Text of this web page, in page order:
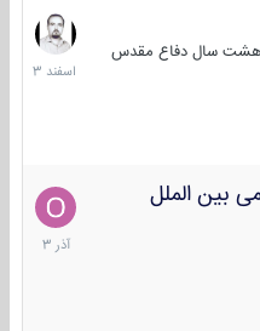
سال دفاع مقدس
20
اسفند
1403
بین الملل
21
آذر
1403